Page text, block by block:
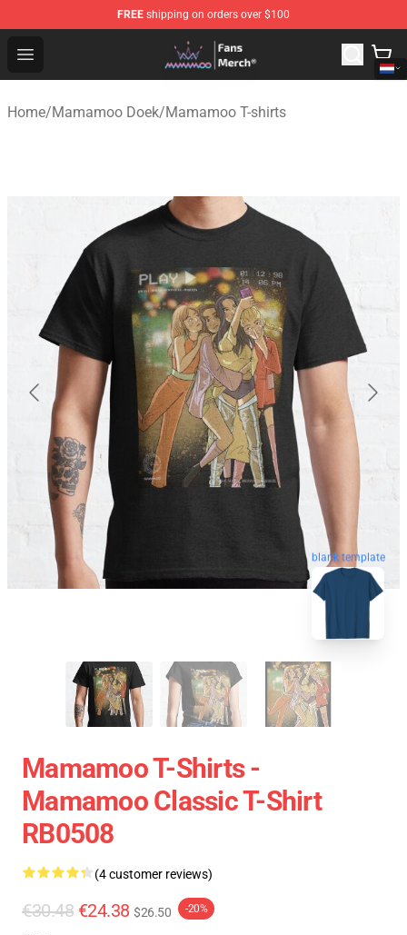
FREE shipping on orders over $100
Open menu
Mamamoo Store - Official Mamamoo Merchandise Shop
Home/Mamamoo Doek/Mamamoo T-shirts
blank template
Mamamoo T-Shirts -
Mamamoo Classic T-Shirt
RB0508
(4 customer reviews)
€30.48 €24.38 $26.50 -20%